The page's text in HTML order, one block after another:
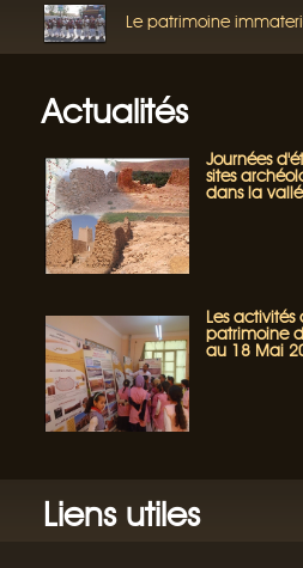
Le patrimoine
Actualités
Journées
sites
dans la
Les
patrimoine
au 18 Mai
Liens utiles